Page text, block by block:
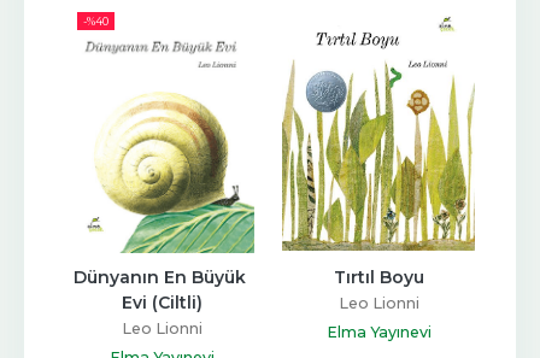
-%40
Dünyanın En Büyük
Evi (Ciltli)
Leo Lionni
Tırtıl Boyu
Leo Lionni
Elma Yayınevi